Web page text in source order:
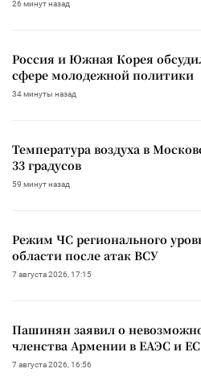
26 минут назад
Россия и Южная Корея
сфере молодежной политики
34 минуты назад
Температура воздуха в
33 градусов
59 минут назад
Режим ЧС регионального
области после атак ВСУ
7 августа 2026, 17:15
Пашинян заявил о
членства Армении в ЕАЭС и ЕС
7 августа 2026, 16:56